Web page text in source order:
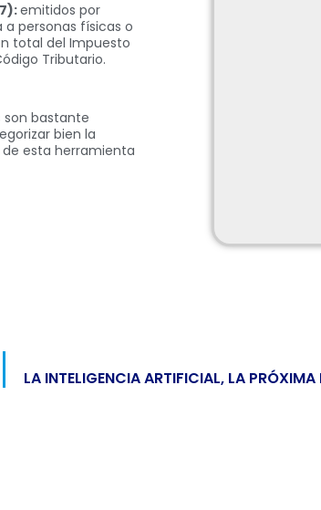
emitidos por
personas físicas o
total del Impuesto
Tributario.​​
son bastante
bien la
esta herramienta